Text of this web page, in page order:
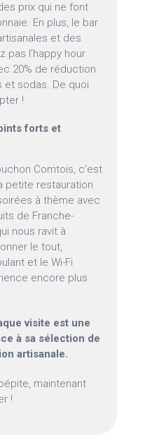
prix qui ne font
En plus, le bar
et des
pas l’happy hour
20% de réduction
et sodas. De quoi
!
forts et
Comtois, c’est
petite restauration
à thème avec
de Franche-
nous ravit à
le tout,
et le Wi-Fi
encore plus
visite est une
à sa sélection de
artisanale.
maintenant
!